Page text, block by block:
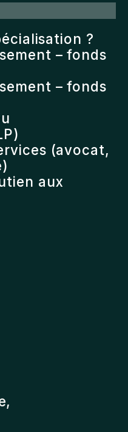
?
– fonds
– fonds
(avocat,
aux